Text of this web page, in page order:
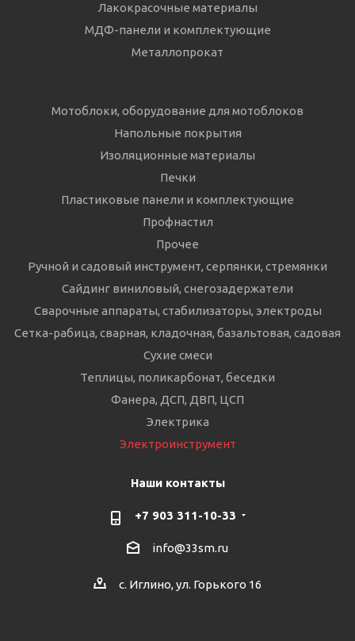
Лакокрасочные материалы
МДФ-панели и комплектующие
Металлопрокат
Мотоблоки, оборудование для мотоблоков
Напольные покрытия
Изоляционные материалы
Печки
Пластиковые панели и комплектующие
Профнастил
Прочее
Ручной и садовый инструмент, серпянки, стремянки
Сайдинг виниловый, снегозадержатели
Сварочные аппараты, стабилизаторы, электроды
Сетка-рабица, сварная, кладочная, базальтовая, садовая
Сухие смеси
Теплицы, поликарбонат, беседки
Фанера, ДСП, ДВП, ЦСП
Электрика
Электроинструмент
Наши контакты
+7 903 311-10-33
info@33sm.ru
с. Иглино, ул. Горького 16